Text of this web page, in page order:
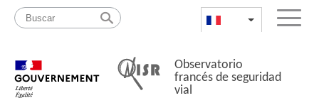
Pasar
contenido
Mapa
web
List additional
Menu
Observatorio
francés de seguridad
vial